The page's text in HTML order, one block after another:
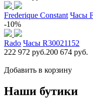
Frederique Constant Часы
-10%
Rado Часы R30021152
222 972 руб.200 674 руб.
Добавить в корзину
Наши бутики